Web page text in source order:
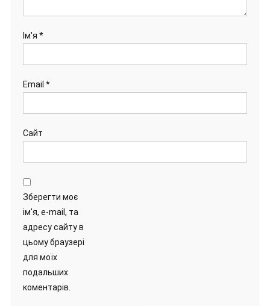
Ім'я *
Email *
Сайт
Зберегти моє
ім'я, e-mail, та
адресу сайту в
цьому браузері
для моїх
подальших
коментарів.